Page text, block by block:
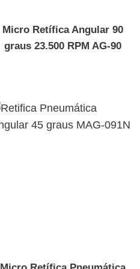
Micro Retífica Angular 90
graus 23.500 RPM AG-90